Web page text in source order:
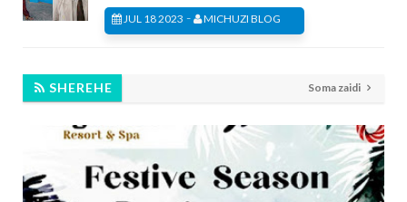
JUL 18 2023 - MICHUZI BLOG
SHEREHE Soma zaidi